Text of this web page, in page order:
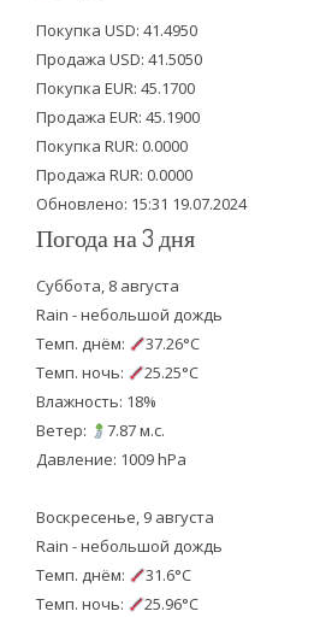
t
e
r
b
o
o
k
u
b
e
Покупка USD: 41.4950
Продажа USD: 41.5050
Покупка EUR: 45.1700
Продажа EUR: 45.1900
Покупка RUR: 0.0000
Продажа RUR: 0.0000
Обновлено: 15:31 19.07.2024
Погода на 3 дня
Суббота, 8 августа
Rain - небольшой дождь
Темп. днём:
37.26°C
Темп. ночь:
25.25°C
Влажность: 18%
Ветер:
7.87 м.с.
Давление: 1009 hPa
Воскресенье, 9 августа
Rain - небольшой дождь
Темп. днём:
31.6°C
Темп. ночь:
25.96°C